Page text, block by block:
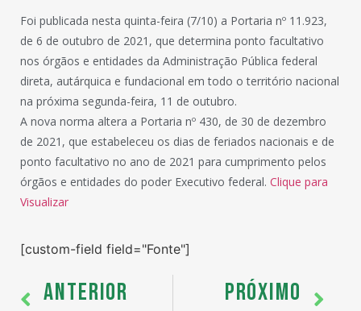
Foi publicada nesta quinta-feira (7/10) a Portaria nº 11.923,
de 6 de outubro de 2021, que determina ponto facultativo
nos órgãos e entidades da Administração Pública federal
direta, autárquica e fundacional em todo o território nacional
na próxima segunda-feira, 11 de outubro.
A nova norma altera a Portaria nº 430, de 30 de dezembro
de 2021, que estabeleceu os dias de feriados nacionais e de
ponto facultativo no ano de 2021 para cumprimento pelos
órgãos e entidades do poder Executivo federal. Clique para
Visualizar
[custom-field field="Fonte"]
ANTERIOR PRÓXIMO